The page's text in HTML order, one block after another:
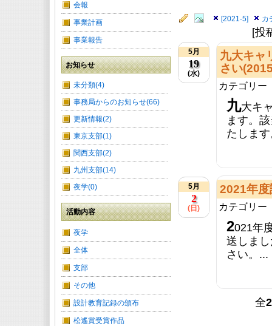
会報
事業計画
事業報告
お知らせ
未分類(4)
事務局からのお知らせ(66)
更新情報(2)
東京支部(1)
関西支部(2)
九州支部(14)
夜学(0)
活動内容
夜学
全体
支部
その他
設計教育記録の頒布
松遙賞受賞作品
[2021-5] カ
[投
5月
19
(水)
九大キャ
さい
カテゴリー
九大キ
ます。
たしま
5月
2
(日)
2021年度
カテゴリー
2021年
送しま
さい。...
全2